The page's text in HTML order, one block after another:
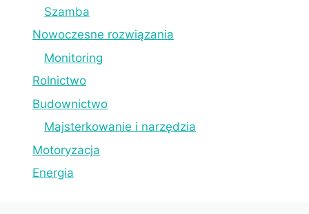
Szamba
Nowoczesne rozwiązania
Monitoring
Rolnictwo
Budownictwo
Majsterkowanie i narzędzia
Motoryzacja
Energia